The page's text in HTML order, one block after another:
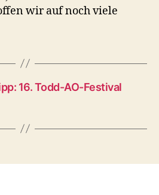
wir auf noch viele
16. Todd-AO-Festival